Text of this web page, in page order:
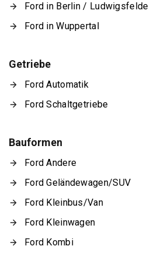
Ford in Berlin / Ludwigsfelde
Ford in Wuppertal
Getriebe
Ford Automatik
Ford Schaltgetriebe
Bauformen
Ford Andere
Ford Geländewagen/SUV
Ford Kleinbus/Van
Ford Kleinwagen
Ford Kombi